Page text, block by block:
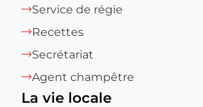
Service de régie
Recettes
Secrétariat
Agent champêtre
La vie locale